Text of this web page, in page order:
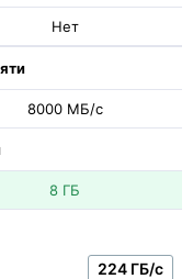
Нет
8000 МБ/с
8 ГБ
224 ГБ/с